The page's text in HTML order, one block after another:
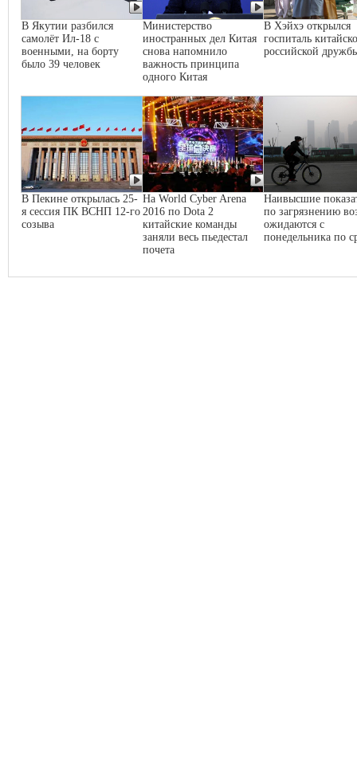
В Якутии разбился
самолёт Ил-18 с
военными, на борту
было 39 человек
Министерство
иностранных дел Китая
снова напомнило
важность принципа
одного Китая
В Хэйхэ открылся
госпиталь
российской
В Пекине открылась 25-
я сессия ПК ВСНП 12-го
созыва
На World Cyber Arena
2016 по Dota 2
китайские команды
заняли весь пьедестал
почета
Наивысшие
по загрязнению
ожидаются с
понедельника по